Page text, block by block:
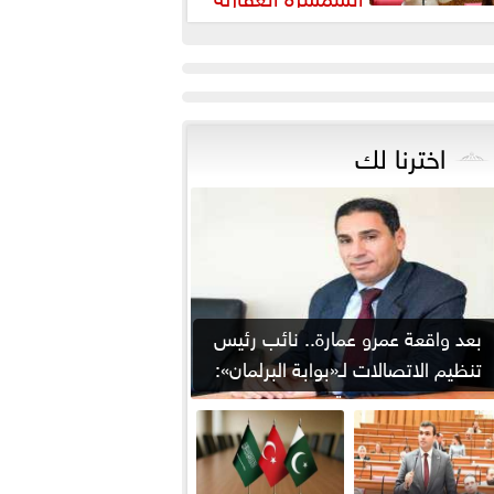
لضبط السوق وحماية
اخترنا لك
بعد واقعة عمرو عمارة.. نائب رئيس
تنظيم الاتصالات لـ«بوابة البرلمان»:
من يوقع...